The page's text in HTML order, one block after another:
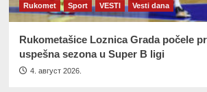
Rukomet Sport VESTI Vesti dana
Rukometašice Loznica Grada počele
uspešna sezona u Super B ligi
4. август 2026.